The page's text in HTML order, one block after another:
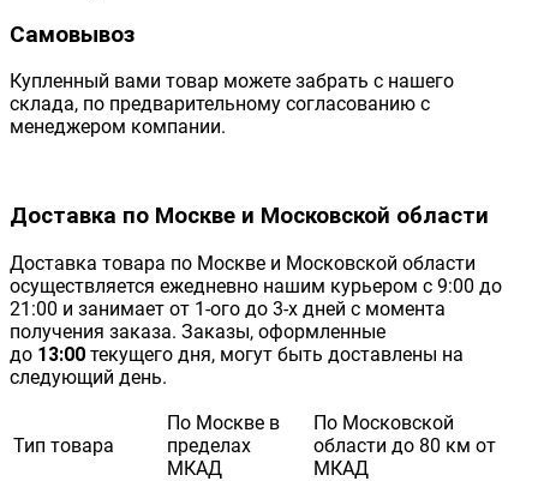
Самовывоз
Купленный вами товар можете забрать с нашего
склада, по предварительному согласованию с
менеджером компании.
Доставка по Москве и Московской области
Доставка товара по Москве и Московской области
осуществляется ежедневно нашим курьером с 9:00 до
21:00 и занимает от 1-ого до 3-х дней с момента
получения заказа. Заказы, оформленные
до 13:00 текущего дня, могут быть доставлены на
следующий день.
Тип товара
По Москве в
пределах
МКАД
По Московской
области до 80 км от
МКАД